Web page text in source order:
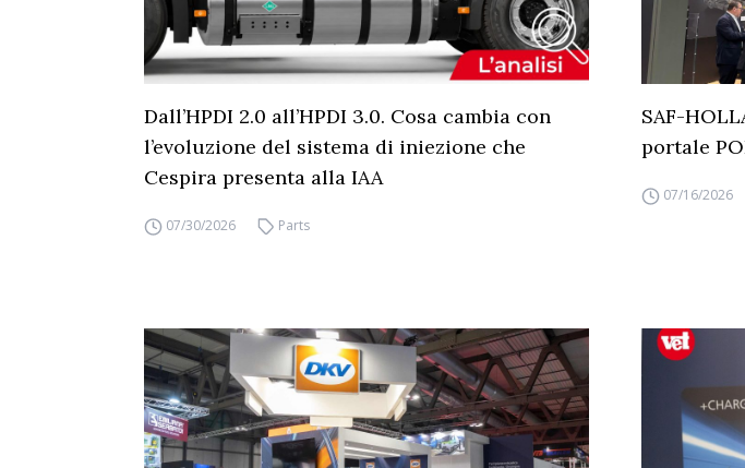
Dall’HPDI 2.0 all’HPDI 3.0. Cosa cambia con
l’evoluzione del sistema di iniezione che
Cespira presenta alla IAA
07/30/2026 Parts
SAF-
portale
07/16/2026